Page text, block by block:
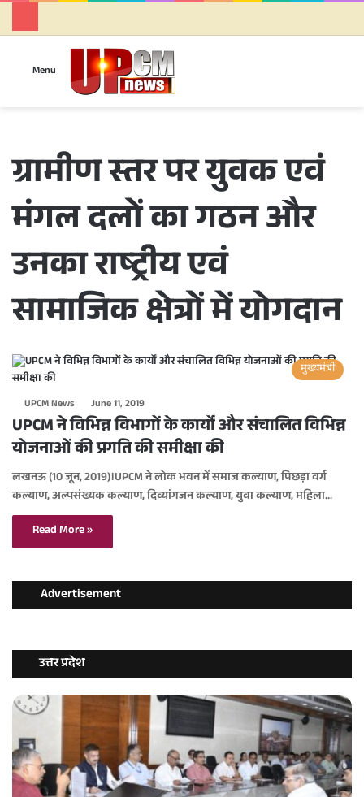
Menu
ग्रामीण स्तर पर युवक एवं
मंगल दलों का गठन और
उनका राष्ट्रीय एवं
सामाजिक क्षेत्रों में योगदान
मुख्यमंत्री
UPCM News June 11, 2019
UPCM ने विभिन्न विभागों के कार्यों और संचालित विभिन्न
योजनाओं की प्रगति की समीक्षा की
लखनऊ (10 जून, 2019)।UPCM ने लोक भवन में समाज कल्याण, पिछड़ा वर्ग
कल्याण, अल्पसंख्यक कल्याण, दिव्यांगजन कल्याण, युवा कल्याण, महिला…
Read More »
Advertisement
उत्तर प्रदेश